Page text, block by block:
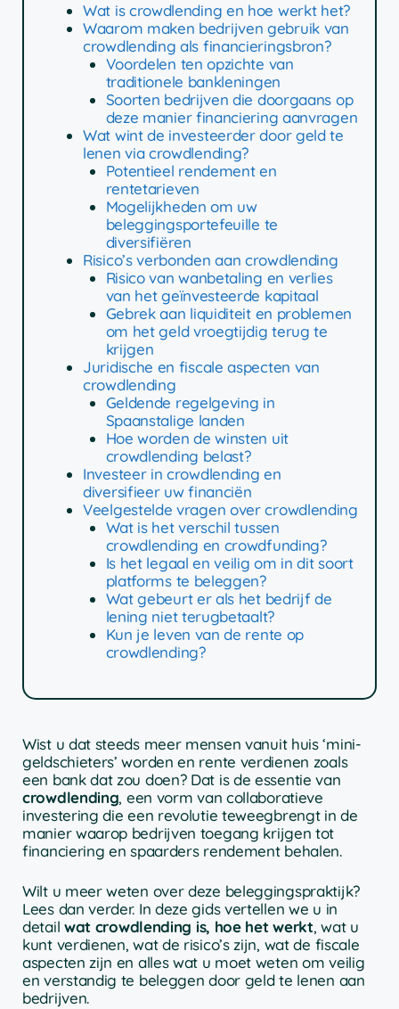
Wat is crowdlending en hoe werkt het?
Waarom maken bedrijven gebruik van
crowdlending als financieringsbron?
Voordelen ten opzichte van
traditionele bankleningen
Soorten bedrijven die doorgaans op
deze manier financiering aanvragen
Wat wint de investeerder door geld te
lenen via crowdlending?
Potentieel rendement en
rentetarieven
Mogelijkheden om uw
beleggingsportefeuille te
diversifiëren
Risico’s verbonden aan crowdlending
Risico van wanbetaling en verlies
van het geïnvesteerde kapitaal
Gebrek aan liquiditeit en problemen
om het geld vroegtijdig terug te
krijgen
Juridische en fiscale aspecten van
crowdlending
Geldende regelgeving in
Spaanstalige landen
Hoe worden de winsten uit
crowdlending belast?
Investeer in crowdlending en
diversifieer uw financiën
Veelgestelde vragen over crowdlending
Wat is het verschil tussen
crowdlending en crowdfunding?
Is het legaal en veilig om in dit soort
platforms te beleggen?
Wat gebeurt er als het bedrijf de
lening niet terugbetaalt?
Kun je leven van de rente op
crowdlending?
Wist u dat steeds meer mensen vanuit huis ‘mini-
geldschieters’ worden en rente verdienen zoals
een bank dat zou doen? Dat is de essentie van
crowdlending, een vorm van collaboratieve
investering die een revolutie teweegbrengt in de
manier waarop bedrijven toegang krijgen tot
financiering en spaarders rendement behalen.
Wilt u meer weten over deze beleggingspraktijk?
Lees dan verder. In deze gids vertellen we u in
detail wat crowdlending is, hoe het werkt, wat u
kunt verdienen, wat de risico’s zijn, wat de fiscale
aspecten zijn en alles wat u moet weten om veilig
en verstandig te beleggen door geld te lenen aan
bedrijven.